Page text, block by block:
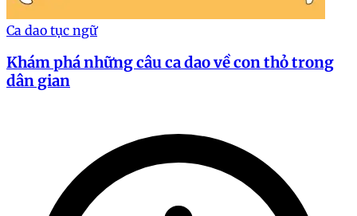
Ca dao tục ngữ
Khám phá những câu ca dao về con thỏ trong
dân gian